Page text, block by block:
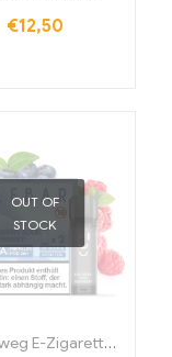
€12,50
Zigaretten Italien
OUT OF
STOCK
E-Zigaretten